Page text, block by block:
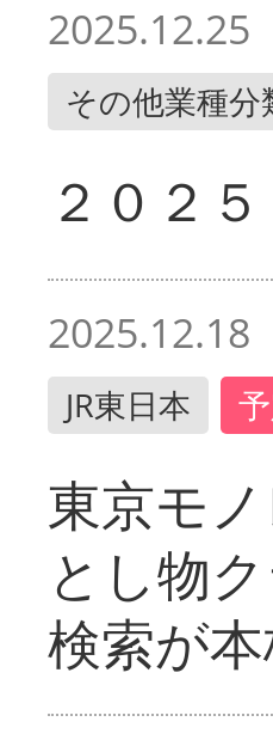
2025.12.25
その他業種分
２０２
2025.12.18
JR東日本
東京モ
とし物
検索が